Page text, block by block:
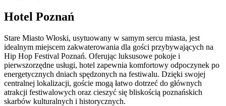
Hotel Poznań
Stare Miasto Włoski, usytuowany w samym sercu miasta, jest
idealnym miejscem zakwaterowania dla gości przybywających na
Hip Hop Festival Poznań. Oferując luksusowe pokoje i
pierwszorzędne usługi, hotel zapewnia komfortowy odpoczynek po
energetycznych dniach spędzonych na festiwalu. Dzięki swojej
centralnej lokalizacji, goście mogą łatwo dotrzeć do głównych
atrakcji festiwalowych oraz cieszyć się bliskością poznańskich
skarbów kulturalnych i historycznych.